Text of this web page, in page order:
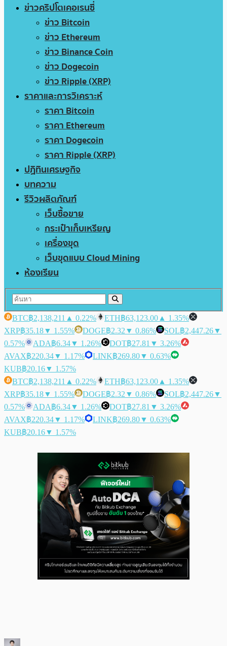
ข่าวคริปโตเคอเรนซี่
ข่าว Bitcoin
ข่าว Ethereum
ข่าว Binance Coin
ข่าว Dogecoin
ข่าว Ripple (XRP)
ราคาและการวิเคราะห์
ราคา Bitcoin
ราคา Ethereum
ราคา Dogecoin
ราคา Ripple (XRP)
ปฏิทินเศรษฐกิจ
บทความ
รีวิวผลิตภัณฑ์
เว็บซื้อขาย
กระเป๋าเก็บเหรียญ
เครื่องขุด
เว็บขุดแบบ Cloud Mining
ห้องเรียน
BTC฿2,138,211 ▲ 0.22% ETH฿63,123.00 ▲ 1.35%
XRP฿35.18▼ 1.55% DOGE฿2.32 ▼ 0.86% SOL฿2,447.26▼
0.57%
ADA฿6.34▼ 1.26% DOT฿27.81 ▼ 3.26%
AVAX฿220.34▼ 1.17% LINK฿269.80▼ 0.63%
KUB฿20.16▼ 1.57%
BTC฿2,138,211 ▲ 0.22% ETH฿63,123.00 ▲ 1.35%
XRP฿35.18▼ 1.55% DOGE฿2.32 ▼ 0.86% SOL฿2,447.26▼
0.57%
ADA฿6.34▼ 1.26% DOT฿27.81 ▼ 3.26%
AVAX฿220.34▼ 1.17% LINK฿269.80▼ 0.63%
KUB฿20.16▼ 1.57%